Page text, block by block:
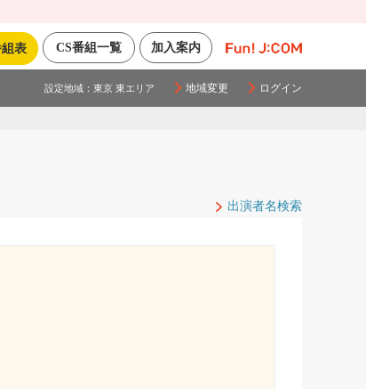
加入案内
CS番組一覧
表
設定地域： 東京 東エリア 地域変更 ログイン
出演者名検索